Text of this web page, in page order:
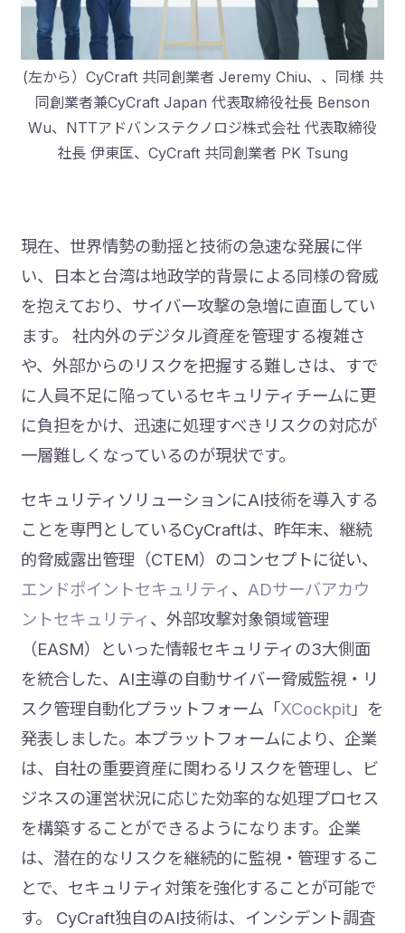
(左から）CyCraft 共同創業者 Jeremy Chiu、、同様 共
同創業者兼CyCraft Japan 代表取締役社長 Benson
Wu、NTTアドバンステクノロジ株式会社 代表取締役
社長 伊東匡、CyCraft 共同創業者 PK Tsung
現在、世界情勢の動揺と技術の急速な発展に伴
い、日本と台湾は地政学的背景による同様の脅威
を抱えており、サイバー攻撃の急増に直面してい
ます。 社内外のデジタル資産を管理する複雑さ
や、外部からのリスクを把握する難しさは、すで
に人員不足に陥っているセキュリティチームに更
に負担をかけ、迅速に処理すべきリスクの対応が
一層難しくなっているのが現状です。
セキュリティソリューションにAI技術を導入する
ことを専門としているCyCraftは、昨年末、継続
的脅威露出管理（CTEM）のコンセプトに従い、
エンドポイントセキュリティ 、 ADサーバアカウ
ントセキュリティ 、外部攻撃対象領域管理
（EASM）といった情報セキュリティの3大側面
を統合した、AI主導の自動サイバー脅威監視・リ
スク管理自動化プラットフォーム「XCockpit 」を
発表しました。本プラットフォームにより、企業
は、自社の重要資産に関わるリスクを管理し、ビ
ジネスの運営状況に応じた効率的な処理プロセス
を構築することができるようになります。企業
は、潜在的なリスクを継続的に監視・管理するこ
とで、セキュリティ対策を強化することが可能で
す。 CyCraft独自のAI技術は、インシデント調査